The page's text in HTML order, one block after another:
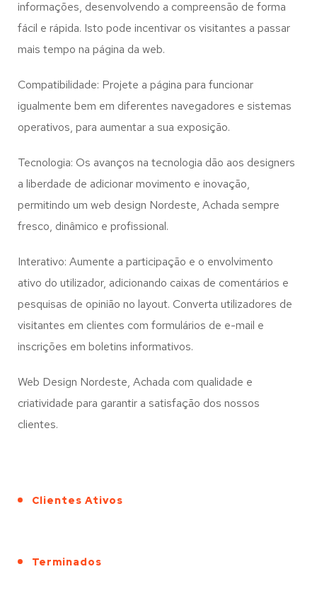
informações, desenvolvendo a compreensão de forma
fácil e rápida. Isto pode incentivar os visitantes a passar
mais tempo na página da web.
Compatibilidade: Projete a página para funcionar
igualmente bem em diferentes navegadores e sistemas
operativos, para aumentar a sua exposição.
Tecnologia: Os avanços na tecnologia dão aos designers
a liberdade de adicionar movimento e inovação,
permitindo um web design Nordeste, Achada sempre
fresco, dinâmico e profissional.
Interativo: Aumente a participação e o envolvimento
ativo do utilizador, adicionando caixas de comentários e
pesquisas de opinião no layout. Converta utilizadores de
visitantes em clientes com formulários de e-mail e
inscrições em boletins informativos.
Web Design Nordeste, Achada com qualidade e
criatividade para garantir a satisfação dos nossos
clientes.
Clientes Ativos
Terminados